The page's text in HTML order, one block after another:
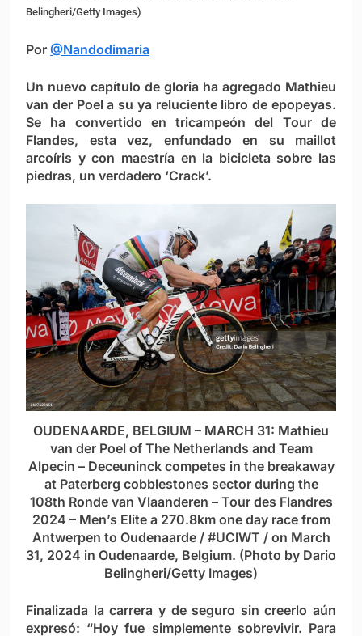
Belingheri/Getty Images)
Por @Nandodimaria
Un nuevo capítulo de gloria ha agregado Mathieu
van der Poel a su ya reluciente libro de epopeyas.
Se ha convertido en tricampeón del Tour de
Flandes, esta vez, enfundado en su maillot
arcoíris y con maestría en la bicicleta sobre las
piedras, un verdadero ‘Crack’.
OUDENAARDE, BELGIUM – MARCH 31: Mathieu
van der Poel of The Netherlands and Team
Alpecin – Deceuninck competes in the breakaway
at Paterberg cobblestones sector during the
108th Ronde van Vlaanderen – Tour des Flandres
2024 – Men’s Elite a 270.8km one day race from
Antwerpen to Oudenaarde / #UCIWT / on March
31, 2024 in Oudenaarde, Belgium. (Photo by Dario
Belingheri/Getty Images)
Finalizada la carrera y de seguro sin creerlo aún
expresó: “Hoy fue simplemente sobrevivir. Para